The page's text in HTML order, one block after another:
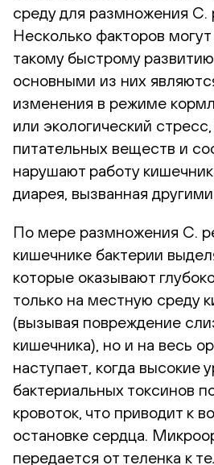
среду для размножения C.
Несколько факторов
такому быстрому
основными из них
изменения в режиме
или экологический
питательных веществ и
нарушают работу
диарея, вызванная
По мере размножения C.
кишечнике бактерии
которые оказывают
только на местную среду
(вызывая повреждение
кишечника), но и на весь
наступает, когда высокие
бактериальных токсинов
кровоток, что приводит к
остановке сердца.
передается от теленка к